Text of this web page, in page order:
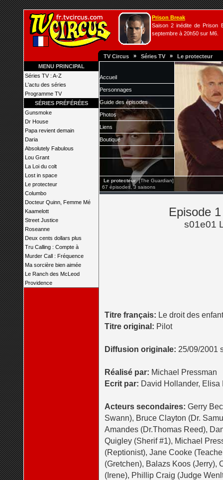
Prison Break
Saison 2 inédite de Prison
septembre à 20h50 sur M6.
TV Circus » Séries TV » Le protecteur
MENU PRINCIPAL
Séries TV : A-Z
L'actu des séries
Programme TV
SÉRIES PRÉFÉRÉES
Gunsmoke
Dr House
Papa revient demain
Daria
Absolutely Fabulous
Lou Grant
La Loi du colt
Lost in space
Le protecteur
Columbo
Docteur Quinn, Femme Mé
Kaamelott
Street Justice
Roseanne
Deux cents dollars plus
Tru Calling : Compte à
Murder Call : Fréquence
Ma sorcière bien aimée
Le Ranch des McLeod
Providence
Accueil
Personnages
Guide des épisodes
Photos
Liens
Boutique
Le protecteur [The Guardian]
67 épisodes, 3 saisons
Episode
s01e01
Titre français: Le droit des
Titre original: Pilot
Diffusion originale: 25/09/2001
Réalisé par: Michael Pressman
Ecrit par: David Hollander, Elisa
Acteurs secondaires: Gerry
Swann), Bruce Clayton (Dr.
Amandes (Dr.Thomas Reed),
Quigley (Sherif #1), Michael
(Reptionist), Jane Cooke
(Gretchen), Balazs Koos (Jerry),
(Irene), Phillip Craig (Judge